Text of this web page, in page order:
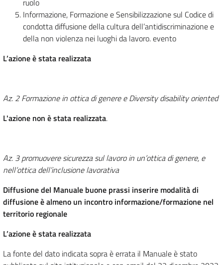
ruolo
Informazione, Formazione e Sensibilizzazione sul Codice di
condotta diffusione della cultura dell’antidiscriminazione e
della non violenza nei luoghi da lavoro. evento
L’azione è stata realizzata
Az. 2 Formazione in ottica di genere e Diversity disability oriented
L'azione non è stata realizzata.
Az. 3 promuovere sicurezza sul lavoro in un’ottica di genere, e
nell’ottica dell’inclusione lavorativa
Diffusione del Manuale buone prassi inserire modalità di
diffusione è almeno un incontro informazione/formazione nel
territorio regionale
L’azione è stata realizzata
La fonte del dato indicata sopra è errata il Manuale è stato